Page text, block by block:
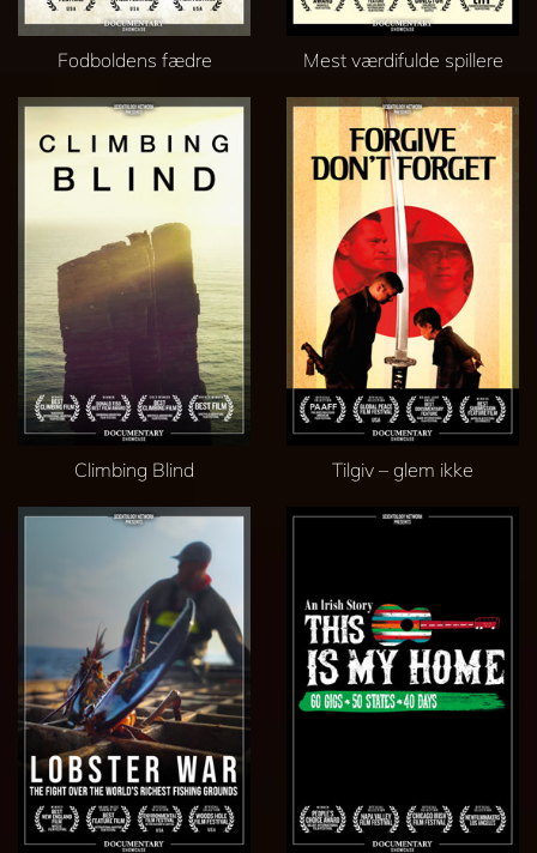
Fodboldens fædre Mest værdifulde spillere
Climbing Blind Tilgiv – glem ikke